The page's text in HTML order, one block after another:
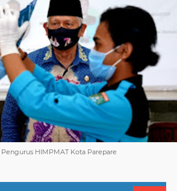
HIMPMAT Kota Parepare